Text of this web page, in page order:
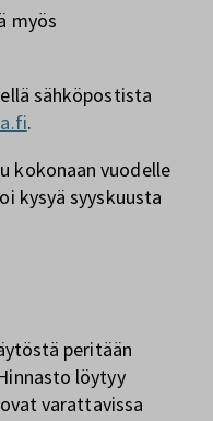
myös
sähköpostista
.
kokonaan vuodelle
kysyä syyskuusta
peritään
löytyy
varattavissa